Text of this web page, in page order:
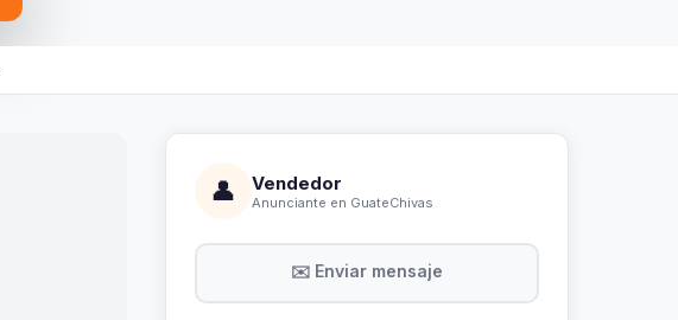
👤 Vendedor
Anunciante en GuateChivas
✉️ Enviar mensaje